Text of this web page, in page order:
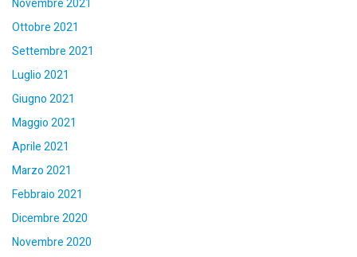
Novembre 2021
Ottobre 2021
Settembre 2021
Luglio 2021
Giugno 2021
Maggio 2021
Aprile 2021
Marzo 2021
Febbraio 2021
Dicembre 2020
Novembre 2020